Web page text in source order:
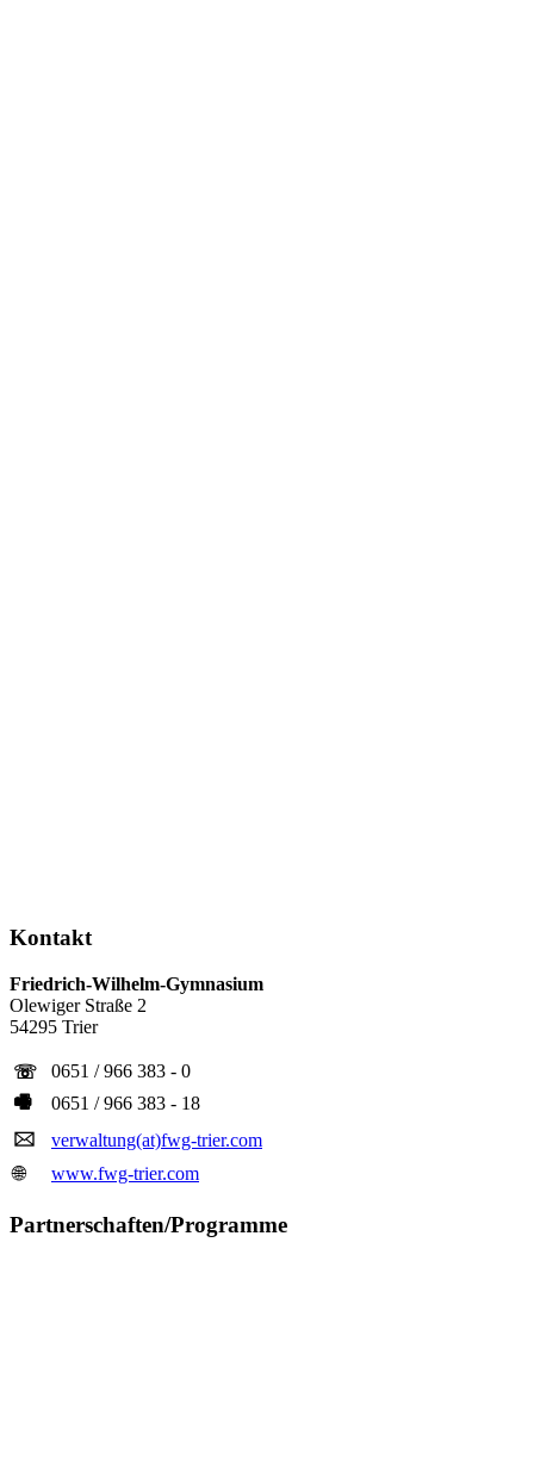
Kontakt
Friedrich-Wilhelm-Gymnasium
Olewiger Straße 2
54295 Trier
☏
0651 / 966 383 - 0
🖷
0651 / 966 383 - 18
🖂
verwaltung(at)fwg-trier.com
🌐
www.fwg-trier.com
Partnerschaften/Programme